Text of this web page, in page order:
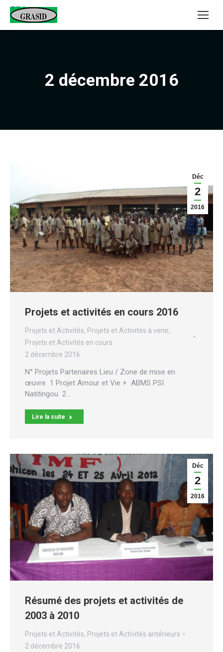
2 décembre 2016
Déc
2
2016
Projets et activités en cours 2016
Projets et Activités, Projets et Activités à venir,
Projets et Activités en cours
2 décembre 2016
N° Projets Partenaires Lieu / Zone de mise en
œuvre 1 Projet Amour et Vie + ABMS PSI
Natitingou 2…
Lire la suite
Déc
2
2016
Résumé des projets et activités de
2003 à 2010
Projets et Activités, Projets et Activités antérieurs
2 décembre 2016